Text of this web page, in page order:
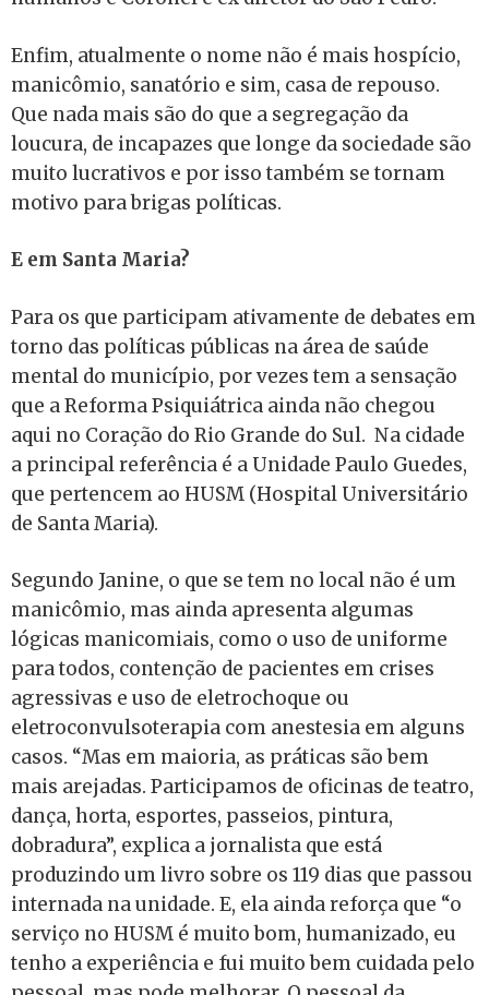
Enfim, atualmente o nome não é mais hospício,
manicômio, sanatório e sim, casa de repouso.
Que nada mais são do que a segregação da
loucura, de incapazes que longe da sociedade são
muito lucrativos e por isso também se tornam
motivo para brigas políticas.
E em Santa Maria?
Para os que participam ativamente de debates em
torno das políticas públicas na área de saúde
mental do município, por vezes tem a sensação
que a Reforma Psiquiátrica ainda não chegou
aqui no Coração do Rio Grande do Sul. Na cidade
a principal referência é a Unidade Paulo Guedes,
que pertencem ao HUSM (Hospital Universitário
de Santa Maria).
Segundo Janine, o que se tem no local não é um
manicômio, mas ainda apresenta algumas
lógicas manicomiais, como o uso de uniforme
para todos, contenção de pacientes em crises
agressivas e uso de eletrochoque ou
eletroconvulsoterapia com anestesia em alguns
casos. “Mas em maioria, as práticas são bem
mais arejadas. Participamos de oficinas de teatro,
dança, horta, esportes, passeios, pintura,
dobradura”, explica a jornalista que está
produzindo um livro sobre os 119 dias que passou
internada na unidade. E, ela ainda reforça que “o
serviço no HUSM é muito bom, humanizado, eu
tenho a experiência e fui muito bem cuidada pelo